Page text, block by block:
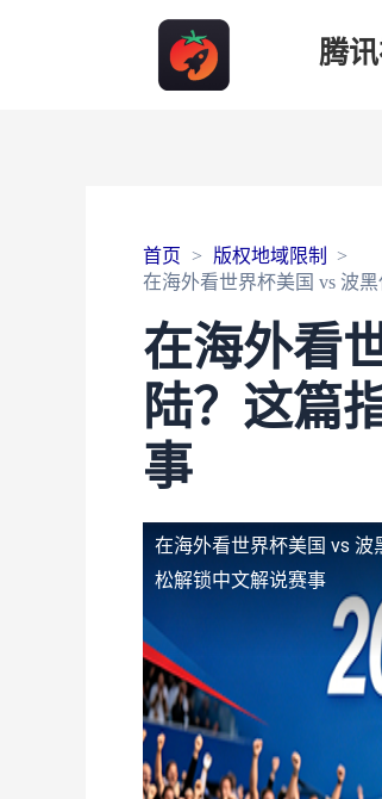
腾
首页
版权地域限制
在海外看世界杯美国 vs 波
在海外看
陆？这篇
事
在海外看世界杯美国 vs 波
松解锁中文解说赛事